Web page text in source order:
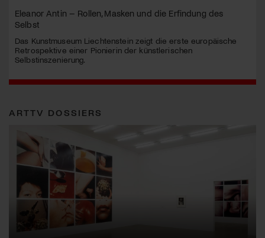
Eleanor Antin – Rollen, Masken und die Erfindung des
Selbst
Das Kunstmuseum Liechtenstein zeigt die erste europäische
Retrospektive einer Pionierin der künstlerischen
Selbstinszenierung.
ARTTV DOSSIERS